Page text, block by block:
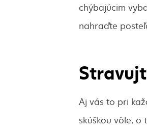
chýbajúcim
nahraďte
Aj vás to pri
skúškou vôle,